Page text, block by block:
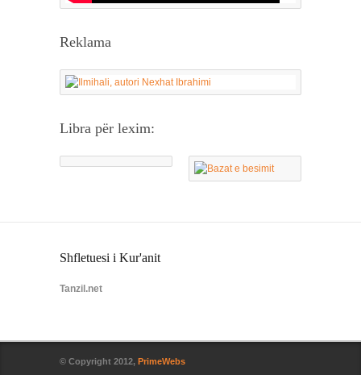
Reklama
Libra për lexim:
Shfletuesi i Kur'anit
Tanzil.net
© Copyright 2012, PrimeWebs